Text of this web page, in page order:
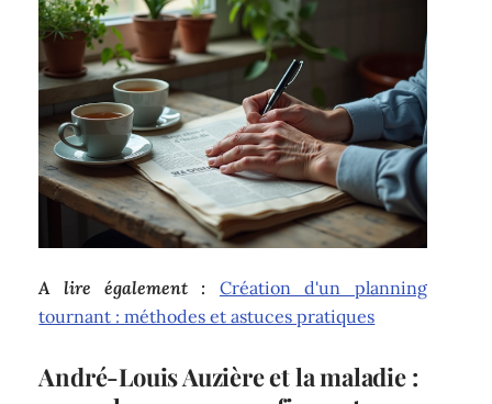
A lire également :
Création d'un planning
tournant : méthodes et astuces pratiques
André-Louis Auzière et la maladie :